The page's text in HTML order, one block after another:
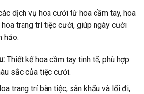
dịch vụ hoa cưới từ hoa cầm tay, hoa
trang trí tiệc cưới, giúp ngày cưới
hảo.
Thiết kế hoa cầm tay tinh tế, phù hợp
sắc của tiệc cưới.
trang trí bàn tiệc, sân khấu và lối đi,